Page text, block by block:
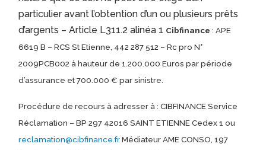
particulier avant l’obtention d’un ou plusieurs prêts
d’argents – Article L311.2 alinéa 1 Cibfinance: APE
6619 B – RCS St Etienne, 442 287 512 – Rc pro N°
2009PCB002 à hauteur de 1.200.000 Euros par période
d’assurance et 700.000 € par sinistre.
Procédure de recours à adresser à : CIBFINANCE Service
Réclamation – BP 297 42016 SAINT ETIENNE Cedex 1 ou
reclamation@cibfinance.frMédiateur AME CONSO, 197